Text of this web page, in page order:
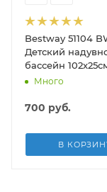
Bestway 51104
Детский
бассейн
с надувным
Много
700 руб.
В